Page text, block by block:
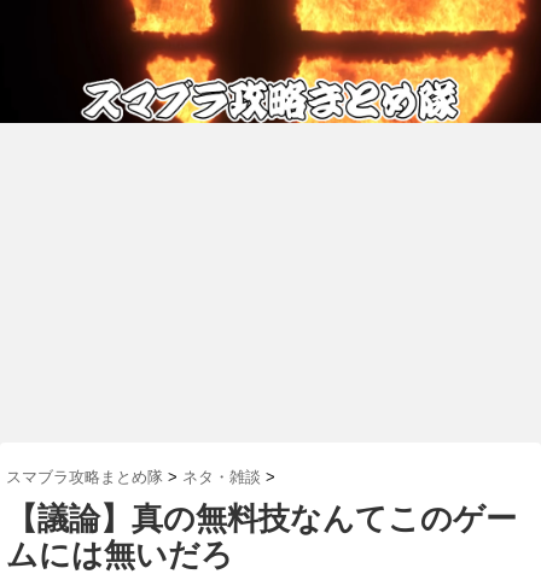
スマブラ攻略まとめ隊 > ネタ・雑談 >
【議論】真の無料技なんてこのゲー
ムには無いだろ